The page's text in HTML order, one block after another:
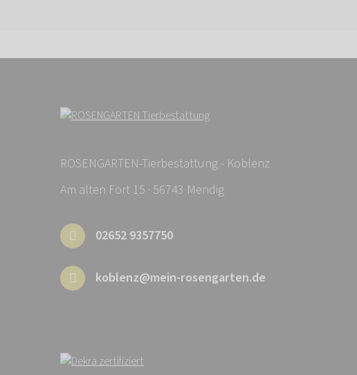
ROSENGARTEN-Tierbestattung - Koblenz
Am alten Fort 15 · 56743 Mendig
02652 9357750
koblenz@mein-rosengarten.de